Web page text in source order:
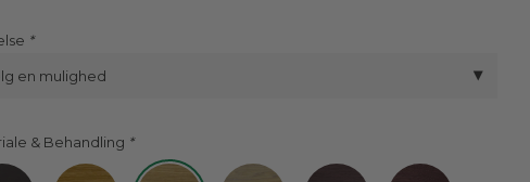
en mulighed
& Behandling